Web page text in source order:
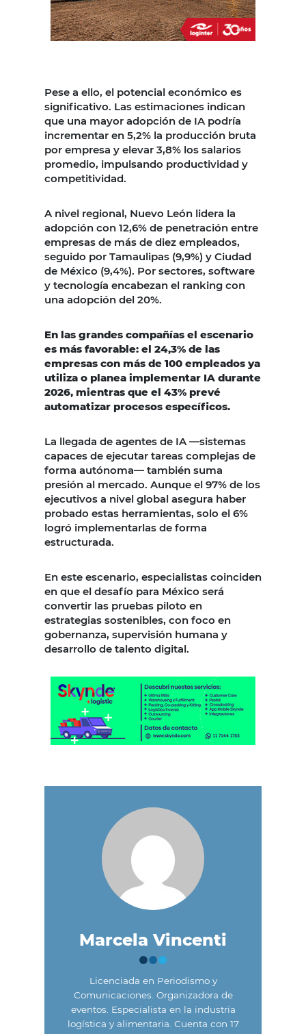
Pese a ello, el potencial económico es
significativo. Las estimaciones indican
que una mayor adopción de IA podría
incrementar en 5,2% la producción bruta
por empresa y elevar 3,8% los salarios
promedio, impulsando productividad y
competitividad.
A nivel regional, Nuevo León lidera la
adopción con 12,6% de penetración entre
empresas de más de diez empleados,
seguido por Tamaulipas (9,9%) y Ciudad
de México (9,4%). Por sectores, software
y tecnología encabezan el ranking con
una adopción del 20%.
En las grandes compañías el escenario
es más favorable: el 24,3% de las
empresas con más de 100 empleados ya
utiliza o planea implementar IA durante
2026, mientras que el 43% prevé
automatizar procesos específicos.
La llegada de agentes de IA —sistemas
capaces de ejecutar tareas complejas de
forma autónoma— también suma
presión al mercado. Aunque el 97% de los
ejecutivos a nivel global asegura haber
probado estas herramientas, solo el 6%
logró implementarlas de forma
estructurada.
En este escenario, especialistas coinciden
en que el desafío para México será
convertir las pruebas piloto en
estrategias sostenibles, con foco en
gobernanza, supervisión humana y
desarrollo de talento digital.
Marcela Vincenti
Licenciada en Periodismo y
Comunicaciones. Organizadora de
eventos. Especialista en la industria
logística y alimentaria. Cuenta con 17